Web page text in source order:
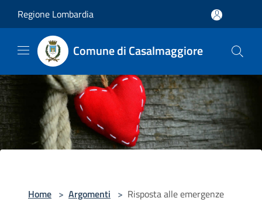
Regione Lombardia
Comune di Casalmaggiore
Home > Argomenti > Risposta alle emergenze